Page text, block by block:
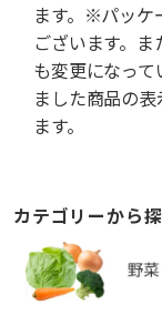
ます。※パッケ
ございます。
も変更になって
ました商品の
ます。
カテゴリーから